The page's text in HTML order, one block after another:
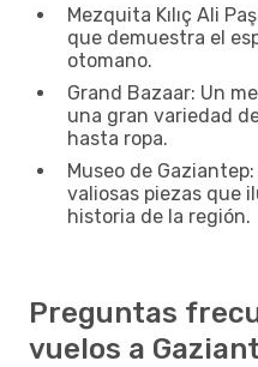
Mezquita Kılıç Ali
que demuestra el
otomano.
Grand Bazaar: Un
una gran variedad
hasta ropa.
Museo de
valiosas piezas que
historia de la región.
Preguntas
vuelos a